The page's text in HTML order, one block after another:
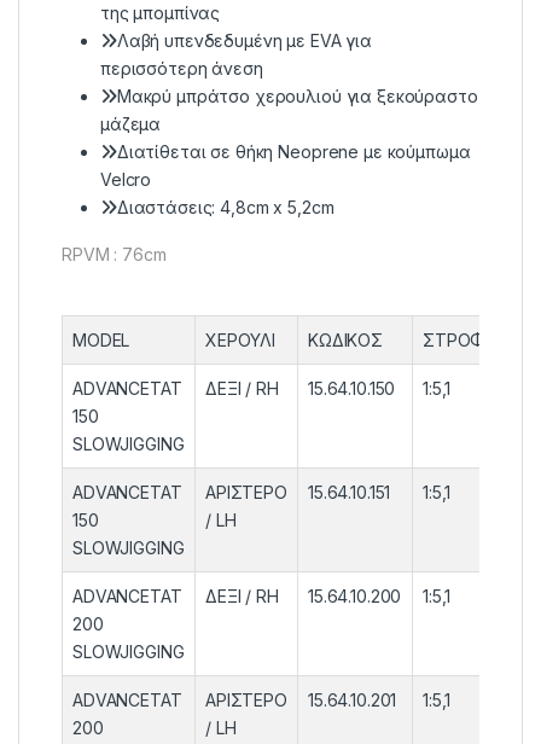
της μπομπίνας
Λαβή υπενδεδυμένη με EVA για
περισσότερη άνεση
Μακρύ μπράτσο χερουλιού για ξεκούραστο
μάζεμα
Διατίθεται σε θήκη Neoprene με κούμπωμα
Velcro
Διαστάσεις: 4,8cm x 5,2cm
RPVM : 76cm
MODEL ΧΕΡΟΥΛΙ ΚΩΔΙΚΟΣ ΣΤΡΟΦΕΣ
ADVANCETAT
150
SLOWJIGGING
ΔΕΞΙ / RH 15.64.10.150 1:5,1
ADVANCETAT
150
SLOWJIGGING
ΑΡΙΣΤΕΡΟ
/ LH
15.64.10.151 1:5,1
ADVANCETAT
200
SLOWJIGGING
ΔΕΞΙ / RH 15.64.10.200 1:5,1
ADVANCETAT
200
ΑΡΙΣΤΕΡΟ
/ LH
15.64.10.201 1:5,1